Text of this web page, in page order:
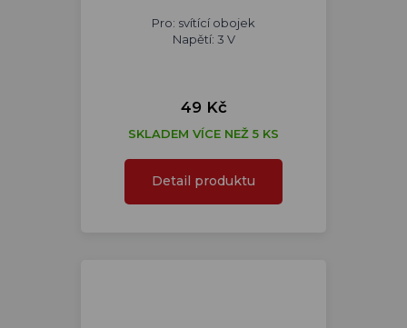
Pro: svítící obojek
Napětí: 3 V
49 Kč
SKLADEM VÍCE NEŽ 5 KS
Detail produktu